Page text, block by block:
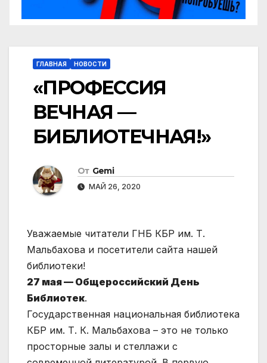
ГЛАВНАЯ НОВОСТИ
«ПРОФЕССИЯ
ВЕЧНАЯ —
БИБЛИОТЕЧНАЯ!»
От Gemi
МАЙ 26, 2020
Уважаемые читатели ГНБ КБР им. Т.
Мальбахова и посетители сайта нашей
библиотеки!
27 мая — Общероссийский День
Библиотек.
Государственная национальная библиотека
КБР им. Т. К. Мальбахова – это не только
просторные залы и стеллажи с